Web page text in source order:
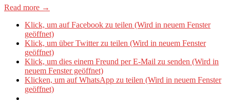
Read more →
Klick, um auf Facebook zu teilen (Wird in neuem Fenster
geöffnet)
Klick, um über Twitter zu teilen (Wird in neuem Fenster
geöffnet)
Klick, um dies einem Freund per E-Mail zu senden (Wird in
neuem Fenster geöffnet)
Klicken, um auf WhatsApp zu teilen (Wird in neuem Fenster
geöffnet)